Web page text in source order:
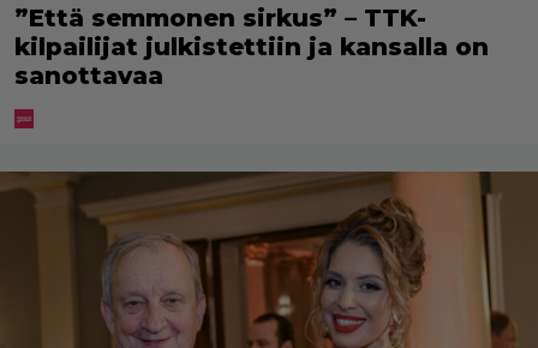
”Että semmonen sirkus” – TTK-
kilpailijat julkistettiin ja kansalla on
sanottavaa